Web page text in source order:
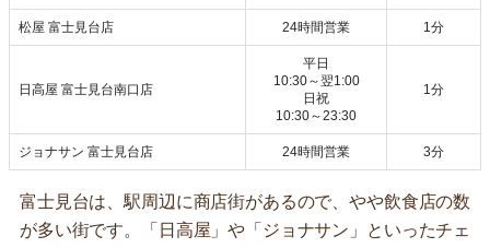
松屋 富士見台店 24時間営業 1分
日高屋 富士見台南口店
平日
10:30～翌1:00
日祝
10:30～23:30
1分
ジョナサン 富士見台店 24時間営業 3分
富士見台は、駅周辺に商店街があるので、やや飲食店の数
が多い街です。「日高屋」や「ジョナサン」といったチェ